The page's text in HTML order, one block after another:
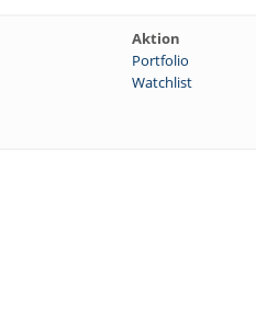
Aktion
Portfolio
Watchlist